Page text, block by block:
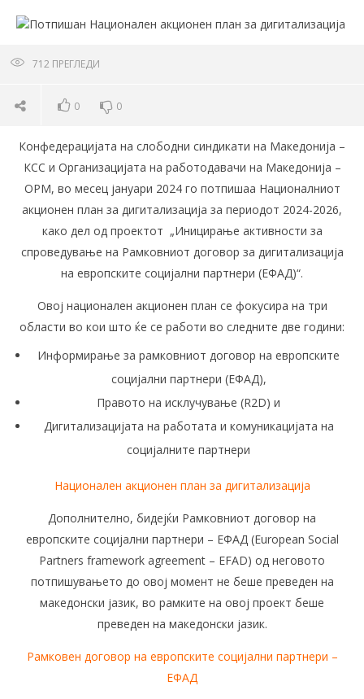
712 ПРЕГЛЕДИ
0 0
Конфедерацијата на слободни синдикати на Македонија –
КСС и Организацијата на работодавачи на Македонија –
ОРМ, во месец јануари 2024 го потпишаа Националниот
акционен план за дигитализација за периодот 2024-2026,
како дел од проектот „Иницирање активности за
спроведување на Рамковниот договор за дигитализација
на европските социјални партнери (ЕФАД)“.
Овој национален акционен план се фокусира на три
области во кои што ќе се работи во следните две години:
Информирање за рамковниот договор на европските
социјални партнери (ЕФАД),
Правото на исклучување (R2D) и
Дигитализацијата на работата и комуникацијата на
социјалните партнери
Национален акционен план за дигитализација
Дополнително, бидејќи Рамковниот договор на
европските социјални партнери – ЕФАД (European Social
Partners framework agreement – EFAD) од неговото
потпишувањето до овој момент не беше преведен на
македонски јазик, во рамките на овој проект беше
преведен на македонски јазик.
Рамковен договор на европските социјални партнери –
ЕФАД